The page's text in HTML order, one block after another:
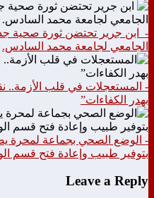
- ابن جرير تحتضن ثورة صحية
الجامعي لجامعة محمد السادس.
- المستعجلات في قلب الأزمة..
بهدر الكفاءات”
- الوضع الصحي بجماعة لمحرة
بتوفير طبيب وإعادة فتح قسم
Leave a Reply